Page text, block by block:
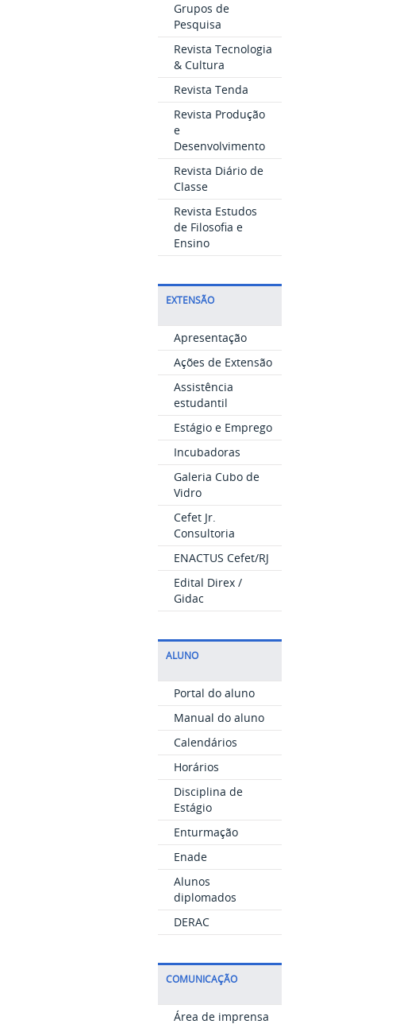
Grupos de
Pesquisa
Revista Tecnologia
& Cultura
Revista Tenda
Revista Produção
e
Desenvolvimento
Revista Diário de
Classe
Revista Estudos
de Filosofia e
Ensino
EXTENSÃO
Apresentação
Ações de Extensão
Assistência
estudantil
Estágio e Emprego
Incubadoras
Galeria Cubo de
Vidro
Cefet Jr.
Consultoria
ENACTUS Cefet/RJ
Edital Direx /
Gidac
ALUNO
Portal do aluno
Manual do aluno
Calendários
Horários
Disciplina de
Estágio
Enturmação
Enade
Alunos
diplomados
DERAC
COMUNICAÇÃO
Área de imprensa